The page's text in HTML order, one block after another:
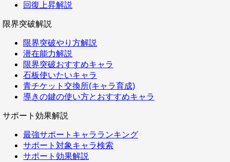
回復上昇解説
限界突破解説
限界突破やり方解説
潜在能力解説
限界突破おすすめキャラ
石板使いたいキャラ
青チケット交換所(キャラ育成)
導きの鍵の使い方とおすすめキャラ
サポート効果解説
最強サポートキャラランキング
サポート対象キャラ検索
サポート効果解説